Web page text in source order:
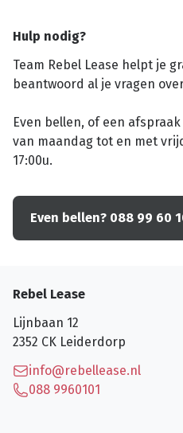
Hulp nodig?
Team Rebel Lease helpt je
beantwoord al je vragen
Even bellen, of een
van maandag tot en met
17:00u.
Even bellen? 088 99 60
Rebel Lease
Lijnbaan 12
2352 CK Leiderdorp
info@rebellease.nl
088 9960101